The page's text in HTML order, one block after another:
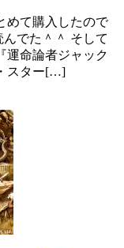
めて購入したので
でた＾＾ そして
運命論者ジャック
スター[…]